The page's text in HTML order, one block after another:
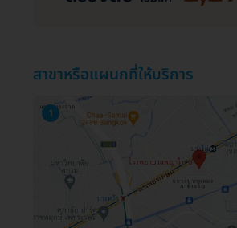
สาขาหรือแผนกที่ให้บริการ
1